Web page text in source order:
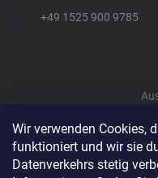
Wir verwenden Cookies,
funktioniert und wir sie
Datenverkehrs stetig
+49 1525 900 9785